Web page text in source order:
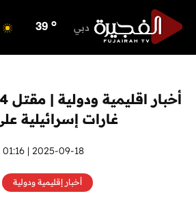
دبي 39 o
عجمان 40 o
أم القيوين 40 o
راس الخيمة 39 o
الفجيرة
غارات إسرائيلية
2025-09-18 | 01:16
أخبار إقليمية ودولية